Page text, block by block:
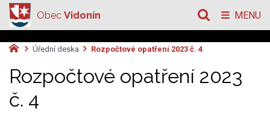
Úřední deska Rozpočtové opatření 2023 č. 4
Rozpočtové opatření 2023
č. 4
Obec Vidonín MENU